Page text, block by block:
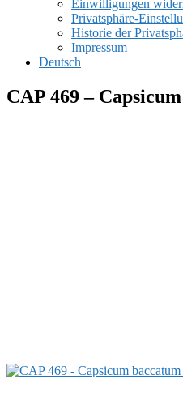
Einwilligungen
Privatsphäre-
Historie der
Impressum
Deutsch
CAP 469 –